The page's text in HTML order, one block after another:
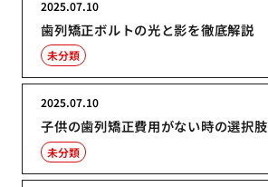
歯列矯正ボルトの光と影を徹底解説
2025.07.10
未分類
子供の歯列矯正費用がない時の選択肢
2025.07.10
未分類